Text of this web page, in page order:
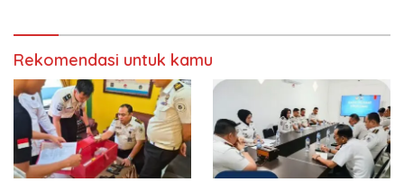
Rekomendasi untuk kamu